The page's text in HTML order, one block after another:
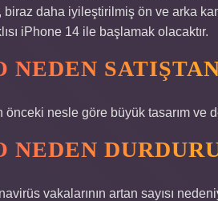
daha iyileştirilmiş ön ve arka
iPhone 14 ile başlamak olacaktır.
NEDEN
önceki nesle göre büyük tasarım ve
NEDEN
vakalarının artan sayısı